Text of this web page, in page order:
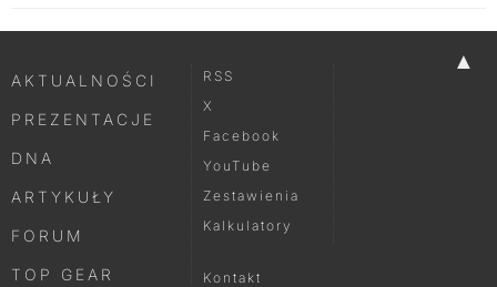
▲
AKTUALNOŚCI
PREZENTACJE
DNA
ARTYKUŁY
FORUM
TOP GEAR
RSS
X
Facebook
YouTube
Zestawienia
Kalkulatory
Kontakt